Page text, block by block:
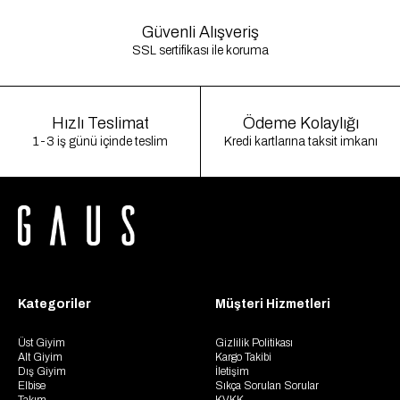
Güvenli Alışveriş
SSL sertifikası ile koruma
Hızlı Teslimat
1-3 iş günü içinde teslim
Ödeme Kolaylığı
Kredi kartlarına taksit imkanı
Kategoriler
Üst Giyim
Alt Giyim
Dış Giyim
Elbise
Müşteri Hizmetleri
Gizlilik Politikası
Kargo Takibi
İletişim
Sıkça Sorulan Sorular